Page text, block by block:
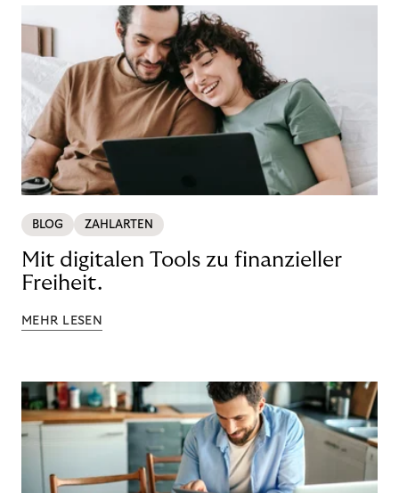
BLOG ZAHLARTEN
Mit digitalen Tools zu finanzieller
Freiheit.
MEHR LESEN